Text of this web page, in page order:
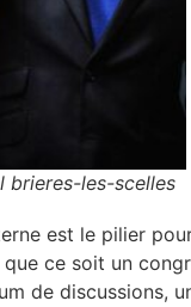
brieres-les-scelles
est le pilier
ce soit un
de discussions,